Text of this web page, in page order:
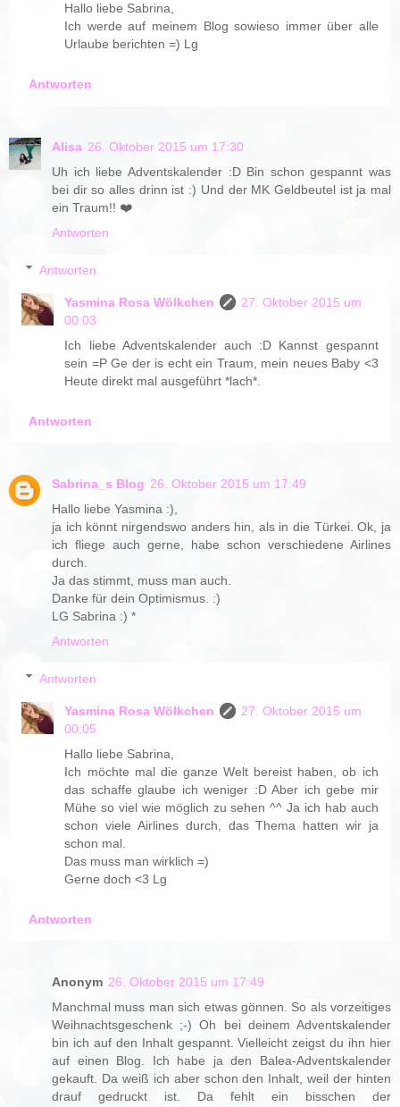
Hallo liebe Sabrina,
Ich werde auf meinem Blog sowieso immer über alle
Urlaube berichten =) Lg
Antworten
Alisa 26. Oktober 2015 um 17:30
Uh ich liebe Adventskalender :D Bin schon gespannt was
bei dir so alles drinn ist :) Und der MK Geldbeutel ist ja mal
ein Traum!! ❤️
Antworten
Antworten
Yasmina Rosa Wölkchen
27. Oktober 2015 um
00:03
Ich liebe Adventskalender auch :D Kannst gespannt
sein =P Ge der is echt ein Traum, mein neues Baby <3
Heute direkt mal ausgeführt *lach*.
Antworten
Sabrina_s Blog 26. Oktober 2015 um 17:49
Hallo liebe Yasmina :),
ja ich könnt nirgendswo anders hin, als in die Türkei. Ok, ja
ich fliege auch gerne, habe schon verschiedene Airlines
durch.
Ja das stimmt, muss man auch.
Danke für dein Optimismus. :)
LG Sabrina :) *
Antworten
Antworten
Yasmina Rosa Wölkchen
27. Oktober 2015 um
00:05
Hallo liebe Sabrina,
Ich möchte mal die ganze Welt bereist haben, ob ich
das schaffe glaube ich weniger :D Aber ich gebe mir
Mühe so viel wie möglich zu sehen ^^ Ja ich hab auch
schon viele Airlines durch, das Thema hatten wir ja
schon mal.
Das muss man wirklich =)
Gerne doch <3 Lg
Antworten
Anonym 26. Oktober 2015 um 17:49
Manchmal muss man sich etwas gönnen. So als vorzeitiges
Weihnachtsgeschenk ;-) Oh bei deinem Adventskalender
bin ich auf den Inhalt gespannt. Vielleicht zeigst du ihn hier
auf einen Blog. Ich habe ja den Balea-Adventskalender
gekauft. Da weiß ich aber schon den Inhalt, weil der hinten
drauf gedruckt ist. Da fehlt ein bisschen der